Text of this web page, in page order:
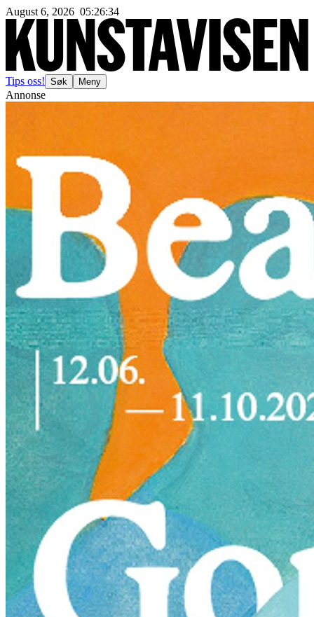
August 6, 2026 05:26:36
Tips oss! Søk Meny
Annonse